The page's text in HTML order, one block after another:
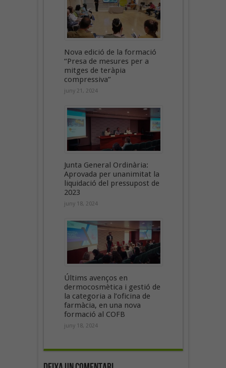
Nova edició de la formació
“Presa de mesures per a
mitges de teràpia
compressiva”
juny 21, 2024
Junta General Ordinària:
Aprovada per unanimitat la
liquidació del pressupost de
2023
juny 18, 2024
Últims avenços en
dermocosmètica i gestió de
la categoria a l’oficina de
farmàcia, en una nova
formació al COFB
juny 18, 2024